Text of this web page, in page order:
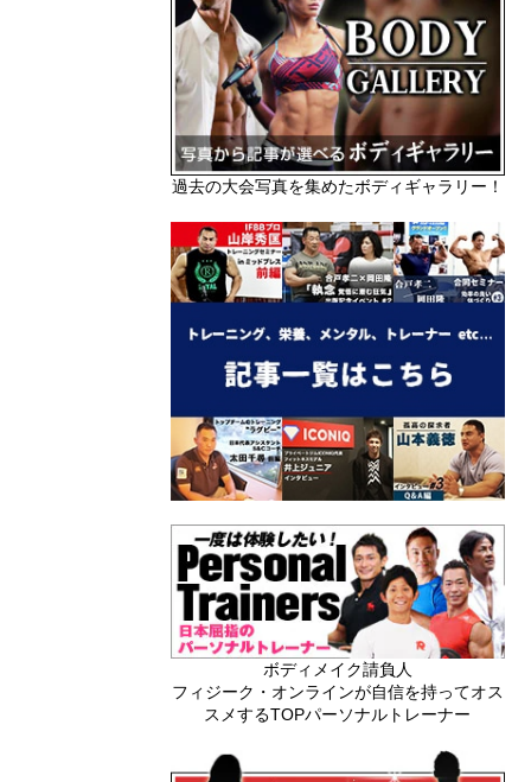
過去の大会写真を集めたボディギャラリー！
ボディメイク請負人
フィジーク・オンラインが自信を持ってオス
スメするTOPパーソナルトレーナー